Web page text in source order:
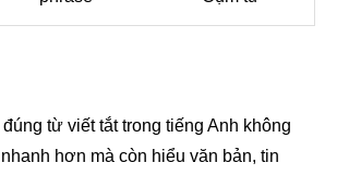
từ viết tắt trong tiếng Anh không
hơn mà còn hiểu văn bản, tin